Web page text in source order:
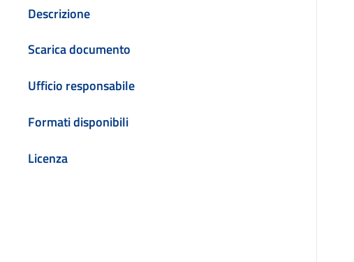
Descrizione
Scarica documento
Ufficio responsabile
Formati disponibili
Licenza